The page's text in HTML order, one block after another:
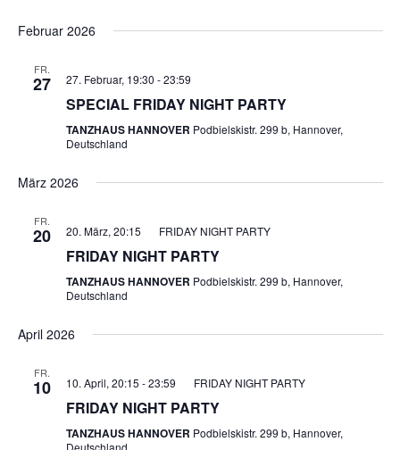
Februar 2026
FR.
27 27. Februar, 19:30 -23:59
SPECIAL FRIDAY NIGHT PARTY
TANZHAUS HANNOVER Podbielskistr. 299 b, Hannover,
Deutschland
März 2026
FR.
20 20. März, 20:15 FRIDAY NIGHT PARTY
FRIDAY NIGHT PARTY
TANZHAUS HANNOVER Podbielskistr. 299 b, Hannover,
Deutschland
April 2026
FR.
10 10. April, 20:15 -23:59 FRIDAY NIGHT PARTY
FRIDAY NIGHT PARTY
TANZHAUS HANNOVER Podbielskistr. 299 b, Hannover,
Deutschland